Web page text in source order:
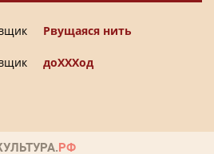
Рвущаяся нить
доХХХод